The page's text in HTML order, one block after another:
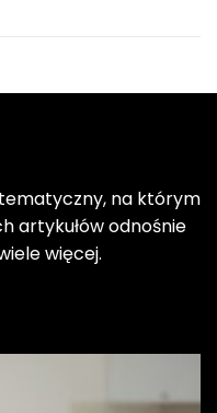
na którym
artykułów odnośnie
więcej.